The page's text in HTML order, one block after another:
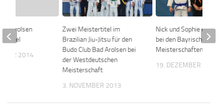
Zwei Meistertitel im
Brazilian Jiu-Jitsu für den
Budo Club Bad Arolsen bei
der Westdeutschen
Meisterschaft
3. NOVEMBER 2013
Nick und Sophie
bei den Bayrischen
Meisterschaften in
19. DEZEMBER 2015
Arolsen
Kassel
2014